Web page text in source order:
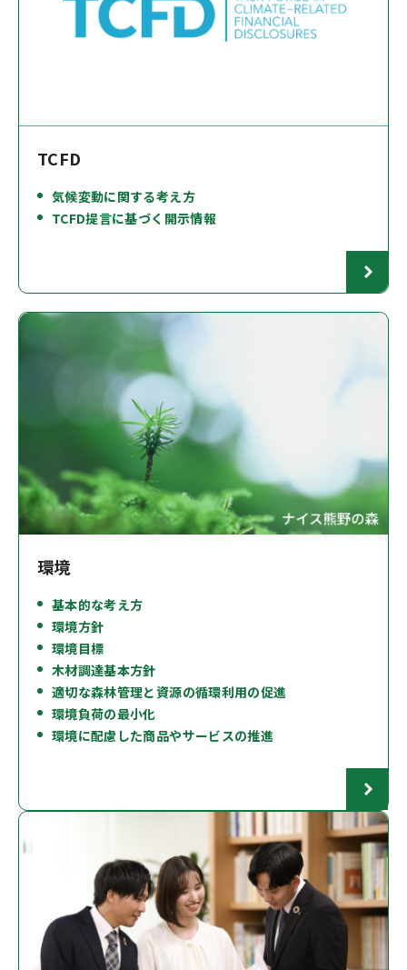
TCFD
気候変動に関する考え方
TCFD提言に基づく開示情報
環境
基本的な考え方
環境方針
環境目標
木材調達基本方針
適切な森林管理と資源の循環利用の促進
環境負荷の最小化
環境に配慮した商品やサービスの推進